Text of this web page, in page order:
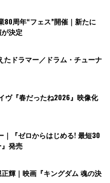
80周年“フェス”開催｜新たに
決定
たドラマー／ドラム・チューナ
ヴ『春だったね2026』映像化
｜『ゼロからはじめる! 最短30
発売
輝｜映画『キングダム 魂の決